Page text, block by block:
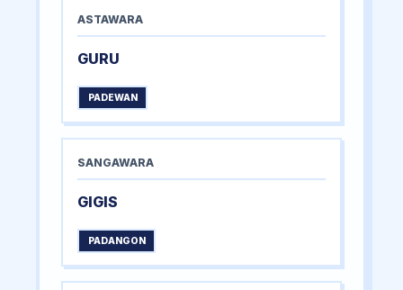
ASTAWARA
GURU
PADEWAN
SANGAWARA
GIGIS
PADANGON